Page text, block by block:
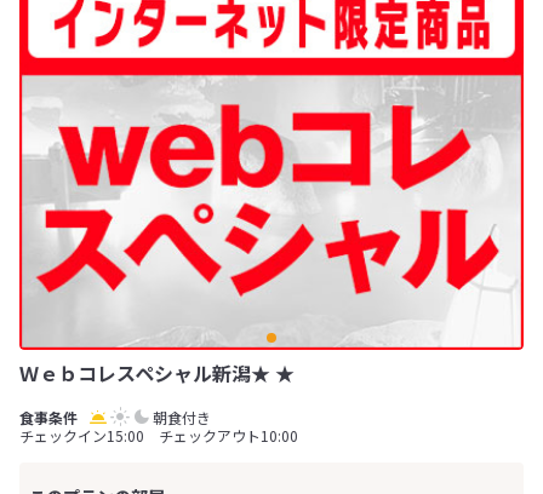
Ｗｅｂコレスペシャル新潟★ ★
朝食付き
チェックイン15:00 チェックアウト10:00